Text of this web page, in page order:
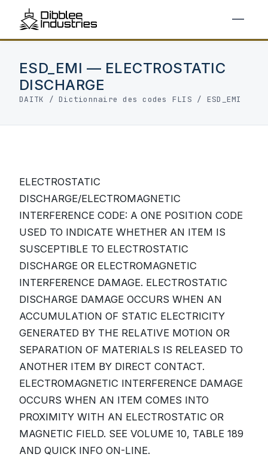
ESD_EMI — ELECTROSTATIC
DISCHARGE
DAITK /Dictionnaire des codes FLIS / ESD_EMI
ELECTROSTATIC
DISCHARGE/ELECTROMAGNETIC
INTERFERENCE CODE: A ONE POSITION CODE
USED TO INDICATE WHETHER AN ITEM IS
SUSCEPTIBLE TO ELECTROSTATIC
DISCHARGE OR ELECTROMAGNETIC
INTERFERENCE DAMAGE. ELECTROSTATIC
DISCHARGE DAMAGE OCCURS WHEN AN
ACCUMULATION OF STATIC ELECTRICITY
GENERATED BY THE RELATIVE MOTION OR
SEPARATION OF MATERIALS IS RELEASED TO
ANOTHER ITEM BY DIRECT CONTACT.
ELECTROMAGNETIC INTERFERENCE DAMAGE
OCCURS WHEN AN ITEM COMES INTO
PROXIMITY WITH AN ELECTROSTATIC OR
MAGNETIC FIELD. SEE VOLUME 10, TABLE 189
AND QUICK INFO ON-LINE.